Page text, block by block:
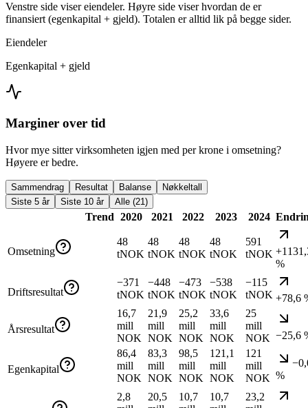
Venstre side viser eiendeler. Høyre side viser hvordan de er
finansiert (egenkapital + gjeld). Totalen er alltid lik på begge sider.
Eiendeler
Egenkapital + gjeld
Marginer over tid
Hvor mye sitter virksomheten igjen med per krone i omsetning?
Høyere er bedre.
Sammendrag Resultat Balanse
Nøkkeltall
Siste 5 år
Siste 10 år Alle (21)
Trend 2020 2021 2022 2023 2024
Omsetning
48
tNOK
48
tNOK
48
tNOK
48
tNOK
591
tNOK
%
Driftsresultat
−371
tNOK
−448
tNOK
−473
tNOK
−538
tNOK
−115
tNOK +78,6
Årsresultat
16,7
mill
NOK
21,9
mill
NOK
25,2
mill
NOK
33,6
mill
NOK
25
mill
NOK −25,6
Egenkapital
86,4
mill
NOK
83,3
mill
NOK
98,5
mill
NOK
121,1
mill
NOK
121
mill
NOK %
2,8
20,5
10,7
10,7
23,2